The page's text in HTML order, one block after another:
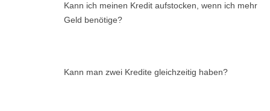
Kann ich meinen Kredit aufstocken, wenn ich mehr
Geld benötige?
Kann man zwei Kredite gleichzeitig haben?